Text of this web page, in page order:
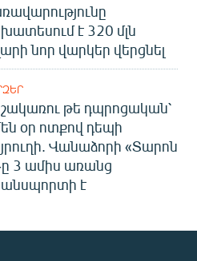
է 320 մլն
նոր վարկեր վերցնել
թե դպրոցական՝
օր ոտքով դեպի
Վանաձորի «Տարոն
ը 3 ամիս առանց
է